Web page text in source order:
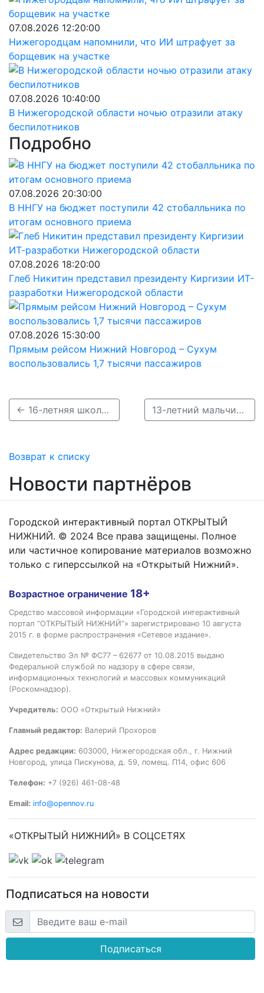
07.08.2026 12:20:00
Нижегородцам напомнили, что ИИ штрафует за
борщевик на участке
07.08.2026 10:40:00
В Нижегородской области ночью отразили атаку
беспилотников
Подробно
07.08.2026 20:30:00
В ННГУ на бюджет поступили 42 стобалльника по
итогам основного приема
07.08.2026 18:20:00
Глеб Никитин представил президенту Киргизии ИТ-
разработки Нижегородской области
07.08.2026 15:30:00
Прямым рейсом Нижний Новгород – Сухум
воспользовались 1,7 тысячи пассажиров
← 16-летняя школьница пропала в Нижнем Новгороде 13-летний мальчик пропал в Балахне 22 марта →
Возврат к списку
Новости партнёров
Городской интерактивный портал ОТКРЫТЫЙ
НИЖНИЙ. © 2024 Все права защищены. Полное
или частичное копирование материалов возможно
только с гиперссылкой на «Открытый Нижний».
Возрастное ограничение 18+
Средство массовой информации «Городской интерактивный
портал “ОТКРЫТЫЙ НИЖНИЙ”» зарегистрировано 10 августа
2015 г. в форме распространения «Сетевое издание».
Свидетельство Эл № ФС77 – 62677 от 10.08.2015 выдано
Федеральной службой по надзору в сфере связи,
информационных технологий и массовых коммуникаций
(Роскомнадзор).
Учредитель: ООО «Открытый Нижний»
Главный редактор: Валерий Прохоров
Адрес редакции: 603000, Нижегородская обл., г. Нижний
Новгород, улица Пискунова, д. 59, помещ. П14, офис 606
Телефон: +7 (926) 461-08-48
Email: info@opennov.ru
«ОТКРЫТЫЙ НИЖНИЙ» В СОЦСЕТЯХ
Подписаться на новости
Подписаться